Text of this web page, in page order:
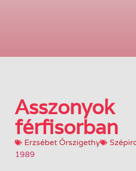
Asszonyok
férfisorban
Erzsébet Őrszigethy
1989